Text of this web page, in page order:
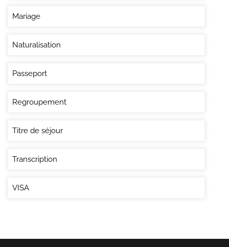
Mariage
Naturalisation
Passeport
Regroupement
Titre de séjour
Transcription
VISA